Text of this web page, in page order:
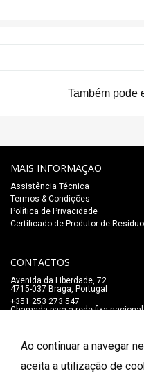
Ao continuar a navegar
aceita a utilização de
Também pode
MAIS INFORMAÇÃO
Assistência Técnica
Termos & Condições
Política de Privacidade
Certificado de Produtor de
CONTACTOS
Avenida da Liberdade, 72
4715-037 Braga, Portugal
+351 253 273 547
Chamada para a rede fixa nacional